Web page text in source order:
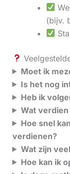
(bijv.
Moet ik
Is het nog
Heb ik
Wat
Hoe snel
verdienen?
Wat zijn
Hoe kan ik